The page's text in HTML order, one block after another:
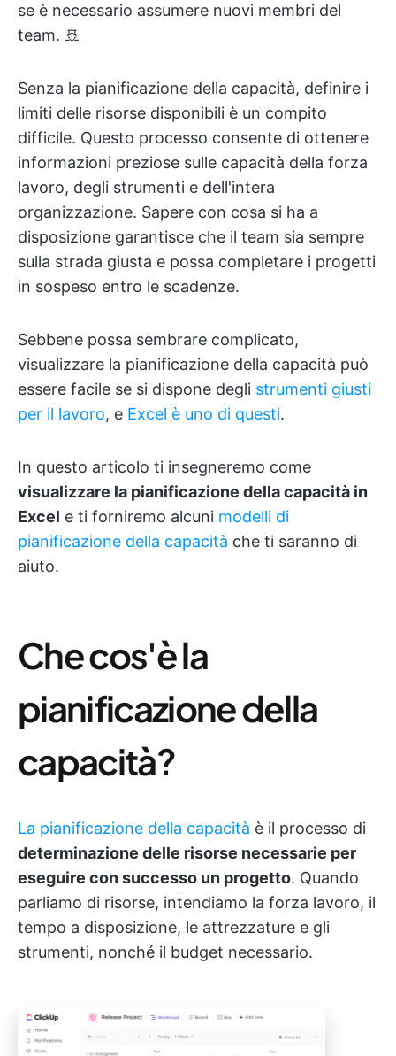
se è necessario assumere nuovi membri del
team. 🚢
Senza la pianificazione della capacità, definire i
limiti delle risorse disponibili è un compito
difficile. Questo processo consente di ottenere
informazioni preziose sulle capacità della forza
lavoro, degli strumenti e dell'intera
organizzazione. Sapere con cosa si ha a
disposizione garantisce che il team sia sempre
sulla strada giusta e possa completare i progetti
in sospeso entro le scadenze.
Sebbene possa sembrare complicato,
visualizzare la pianificazione della capacità può
essere facile se si dispone degli strumenti giusti
per il lavoro, e Excel è uno di questi.
In questo articolo ti insegneremo come
visualizzare la pianificazione della capacità in
Excel e ti forniremo alcuni modelli di
pianificazione della capacità che ti saranno di
aiuto.
Che cos'è la
pianificazione della
capacità?
La pianificazione della capacità è il processo di
determinazione delle risorse necessarie per
eseguire con successo un progetto. Quando
parliamo di risorse, intendiamo la forza lavoro, il
tempo a disposizione, le attrezzature e gli
strumenti, nonché il budget necessario.